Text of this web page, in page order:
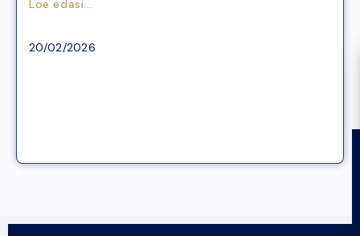
Loe edasi...
20/02/2026